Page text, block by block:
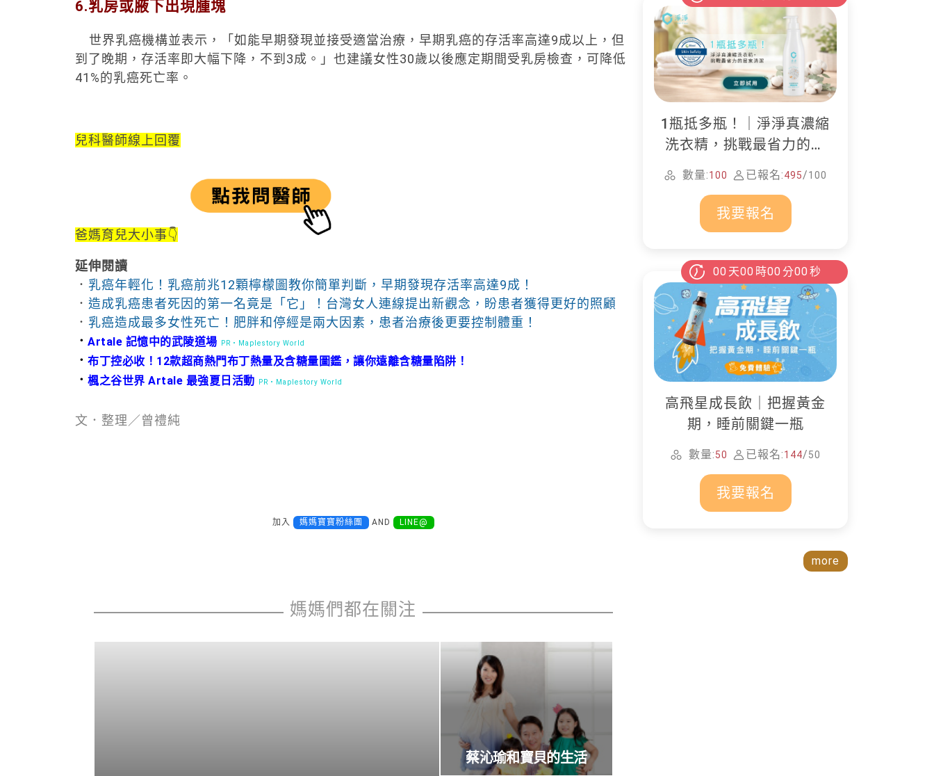
6.乳房或腋下出現腫塊
世界乳癌機構並表示，「如能早期發現並接受適當治療，早期乳癌的存活率高達9成以上，但
到了晚期，存活率即大幅下降，不到3成。」也建議女性30歲以後應定期間受乳房檢查，可降低
41%的乳癌死亡率。
兒科醫師線上回覆
爸媽育兒大小事👇
延伸閱讀
． 乳癌年輕化！乳癌前兆12顆檸檬圖教你簡單判斷，早期發現存活率高達9成！
． 造成乳癌患者死因的第一名竟是「它」！台灣女人連線提出新觀念，盼患者獲得更好的照顧
． 乳癌造成最多女性死亡！肥胖和停經是兩大因素，患者治療後更要控制體重！
．Artale 記憶中的武陵道場 PR・Maplestory World
．布丁控必收！12款超商熱門布丁熱量及含糖量圖鑑，讓你遠離含糖量陷阱！
．楓之谷世界 Artale 最強夏日活動 PR・Maplestory World
文．整理／曾禮純
加入 媽媽寶寶粉絲團 AND LINE@
媽媽們都在關注
蔡沁瑜和寶貝的生活
1瓶抵多瓶！｜淨淨真濃縮
洗衣精，挑戰最省力的居
家清潔
數量:100 已報名:495/100
我要報名
00 天00 時00 分00 秒
高飛星成長飲｜把握黃金
期，睡前關鍵一瓶
數量:50 已報名:144/50
我要報名
more